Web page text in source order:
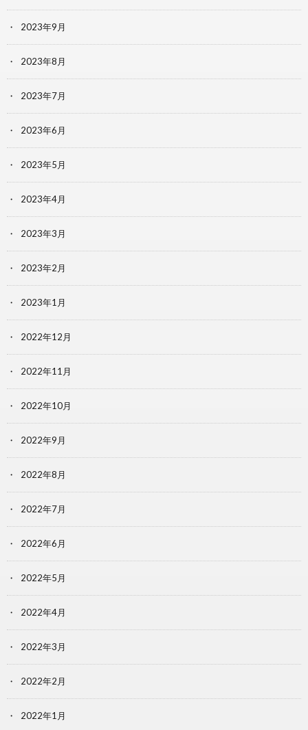
2023年9月
2023年8月
2023年7月
2023年6月
2023年5月
2023年4月
2023年3月
2023年2月
2023年1月
2022年12月
2022年11月
2022年10月
2022年9月
2022年8月
2022年7月
2022年6月
2022年5月
2022年4月
2022年3月
2022年2月
2022年1月